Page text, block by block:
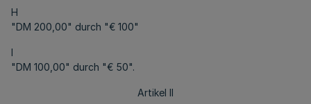
H
"DM 200,00" durch "€ 100"
I
"DM 100,00" durch "€ 50".
Artikel II